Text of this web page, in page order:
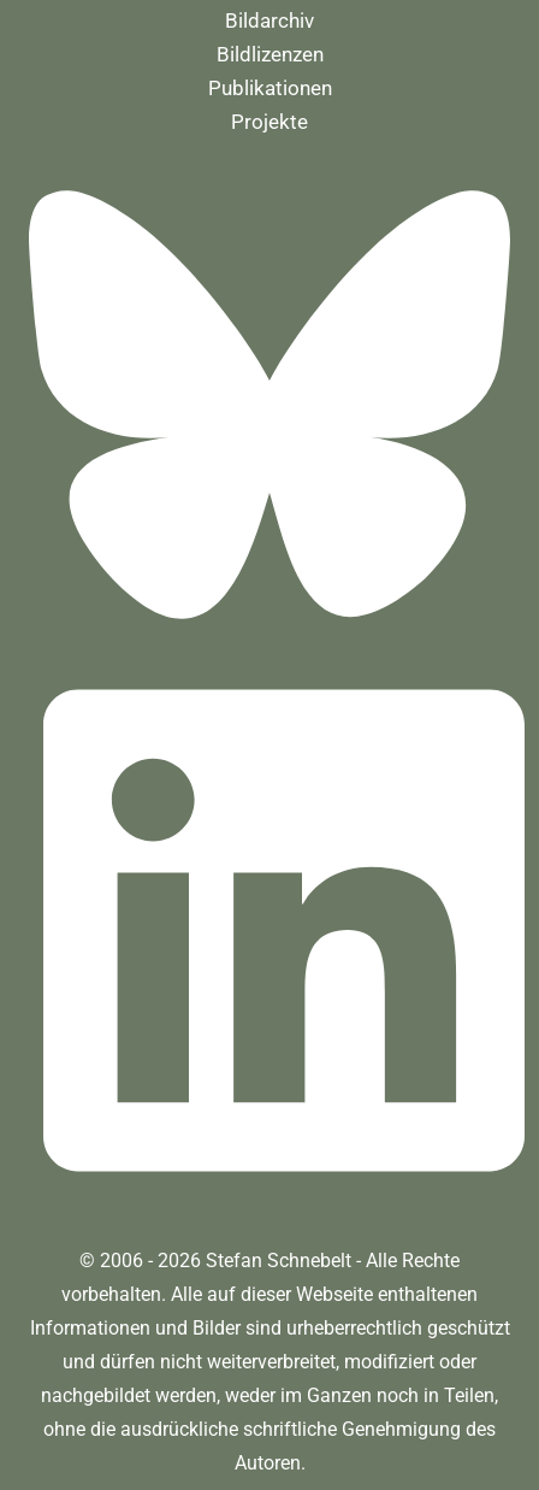
Bildarchiv
Bildlizenzen
Publikationen
Projekte
© 2006 - 2026 Stefan Schnebelt - Alle Rechte
vorbehalten. Alle auf dieser Webseite enthaltenen
Informationen und Bilder sind urheberrechtlich geschützt
und dürfen nicht weiterverbreitet, modifiziert oder
nachgebildet werden, weder im Ganzen noch in Teilen,
ohne die ausdrückliche schriftliche Genehmigung des
Autoren.